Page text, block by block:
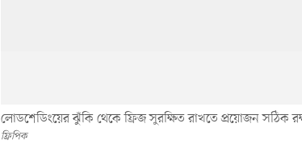
লোডশেডিংয়ের ঝুঁকি থেকে ফ্রিজ সুরক্ষিত রাখতে প্রয়োজন সঠিক
ফ্রিপিক